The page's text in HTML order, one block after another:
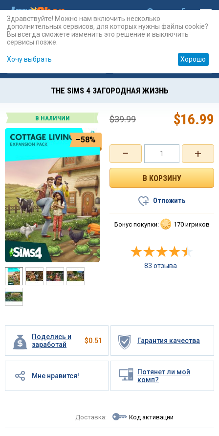
Карты Prepaid
THE SIMS 4 ЗАГОРОДНАЯ ЖИЗНЬ
В НАЛИЧИИ
–58%
Поделись и
заработай
$0.51 Гарантия качества
Мне нравится!
Потянет ли мой
комп?
Доставка: Код активации
+
−
$16.99
$39.99
Отложить
Бонус покупки: 170 игриков
83 отзыва
Здравствуйте! Можно нам включить несколько
дополнительных сервисов, для которых нужны файлы cookie?
Вы всегда сможете изменить это решение и выключить
сервисы позже.
Хочу выбрать Хорошо